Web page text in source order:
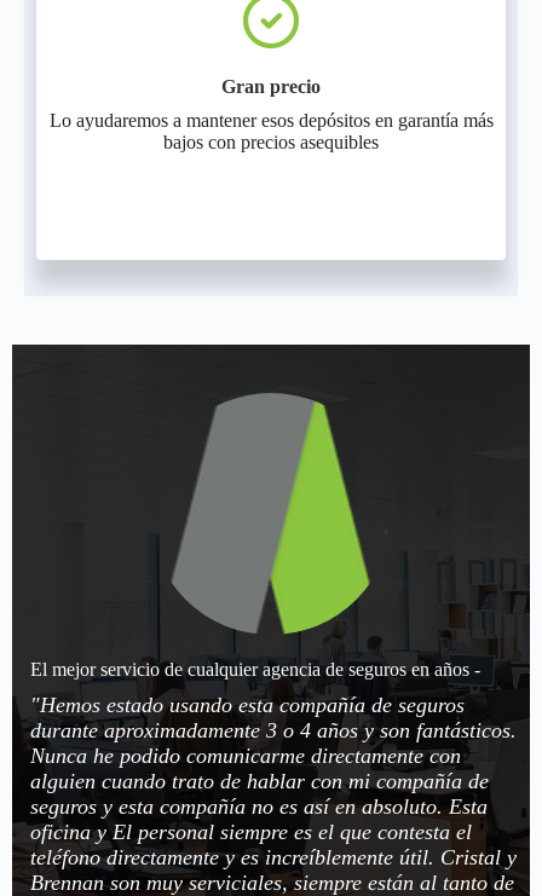
Gran precio
Lo ayudaremos a mantener esos depósitos en garantía más
bajos con precios asequibles
El mejor servicio de cualquier agencia de seguros en años -
"Hemos estado usando esta compañía de seguros
durante aproximadamente 3 o 4 años y son fantásticos.
Nunca he podido comunicarme directamente con
alguien cuando trato de hablar con mi compañía de
seguros y esta compañía no es así en absoluto. Esta
oficina y El personal siempre es el que contesta el
teléfono directamente y es increíblemente útil. Cristal y
Brennan son muy serviciales, siempre están al tanto de